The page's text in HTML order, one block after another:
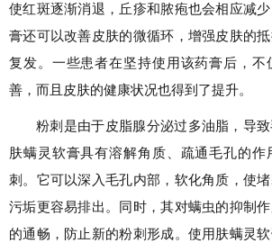
使红斑逐渐消退，丘疹和脓疱也会相应减
膏还可以改善皮肤的微循环，增强皮肤的
复发。一些患者在坚持使用该药膏后，不
善，而且皮肤的健康状况也得到了提升。
粉刺是由于皮脂腺分泌过多油脂，导致
肤螨灵软膏具有溶解角质、疏通毛孔的作
刺。它可以深入毛孔内部，软化角质，使
污垢更容易排出。同时，其对螨虫的抑制
的通畅，防止新的粉刺形成。使用肤螨灵